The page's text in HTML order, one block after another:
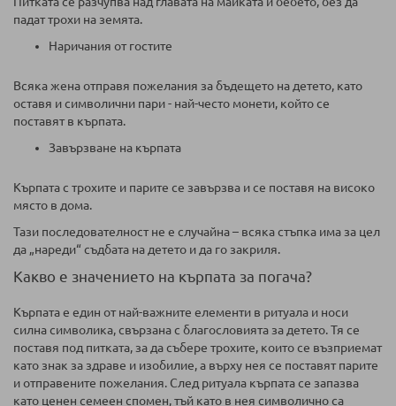
падат трохи на земята.
Наричания от гостите
Всяка жена отправя пожелания за бъдещето на детето, като
оставя и символични пари - най-често монети, който се
поставят в кърпата.
Завързване на кърпата
Кърпата с трохите и парите се завързва и се поставя на високо
място в дома.
Тази последователност не е случайна – всяка стъпка има за цел
да „нареди“ съдбата на детето и да го закриля.
Какво е значението на кърпата за погача?
Кърпата е един от най-важните елементи в ритуала и носи
силна символика, свързана с благословията за детето. Тя се
поставя под питката, за да събере трохите, които се възприемат
като знак за здраве и изобилие, а върху нея се поставят парите
и отправените пожелания. След ритуала кърпата се запазва
като ценен семеен спомен, тъй като в нея символично са